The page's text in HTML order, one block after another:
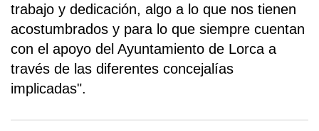
trabajo y dedicación, algo a lo que nos tienen
acostumbrados y para lo que siempre cuentan
con el apoyo del Ayuntamiento de Lorca a
través de las diferentes concejalías
implicadas".